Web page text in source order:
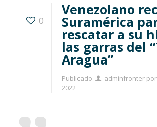
0
Venezolano
Suramérica
rescatar a su
las garras del
Aragua”
Publicado adminfronter por
2022